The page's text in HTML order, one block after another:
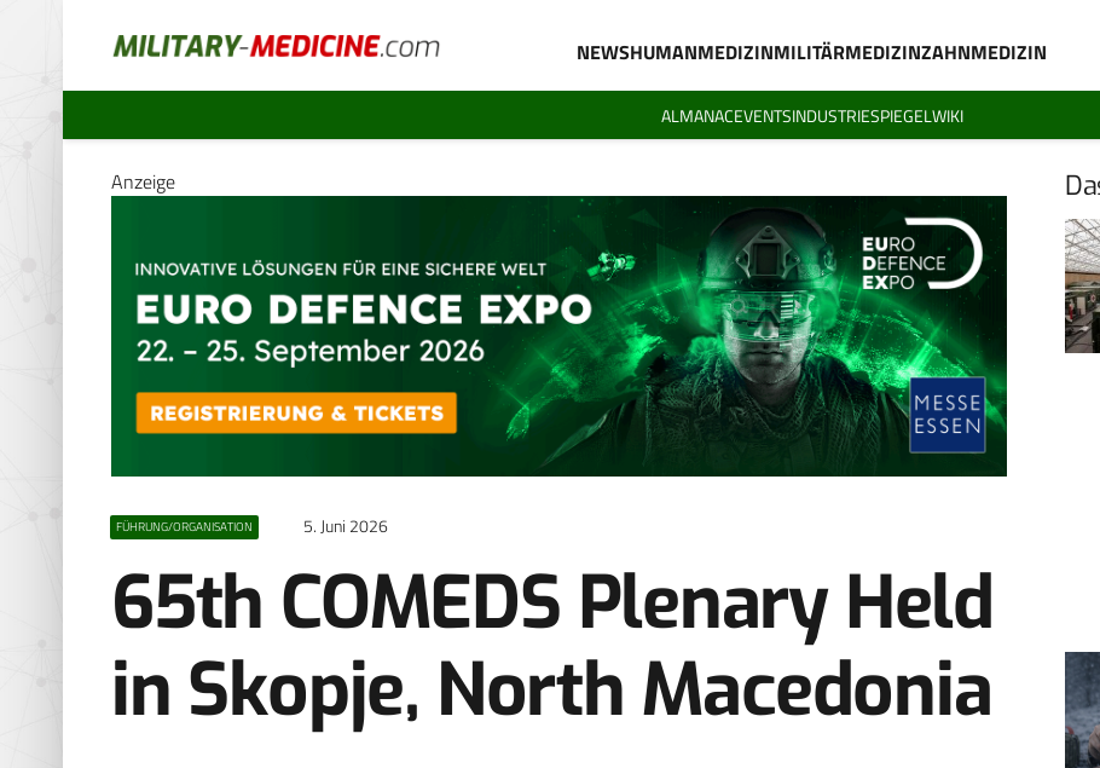
NEWSHUMANMEDIZINMILITÄRMEDIZINZAHNMEDIZIN
ALMANACEVENTSINDUSTRIESPIEGELWIKI
Anzeige
FÜHRUNG/ORGANISATION 5. Juni 2026
65th COMEDS Plenary Held
in Skopje, North Macedonia